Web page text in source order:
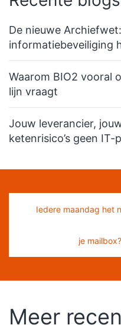
De nieuwe
informatiebeveiliging
Waarom BIO2 vooral
lijn vraagt
Jouw leverancier,
ketenrisico’s geen IT-
Iedere maandag het
je
Meer